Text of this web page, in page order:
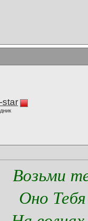
star
Возьми
Оно